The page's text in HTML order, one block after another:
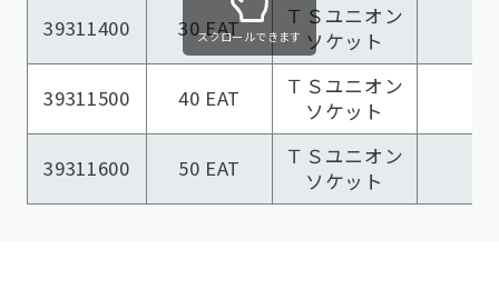
39311400 30 EAT
ＴＳユニオン
ソケット
39311500 40 EAT
ＴＳユニオン
ソケット
39311600 50 EAT
ＴＳユニオン
ソケット
スクロールできます